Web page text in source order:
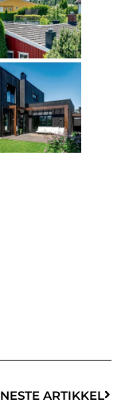
NESTE ARTIKKEL